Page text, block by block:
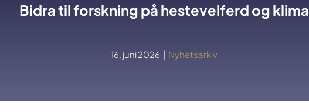
Bidra til forskning på hestevelferd og klima
16. juni 2026 | Nyhetsarkiv